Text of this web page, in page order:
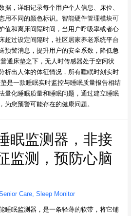
据，详细记录每个用户个人信息、床位、
用不同的颜色标识。智能硬件管理模块可
值和离床间隔时间，当用户呼吸率或者心
超过设定间隔时，社区居家养老系统平台
预警消息，提升用户的安全系数，降低急
通床垫之下，无人时传感器处于空闲状
析出人体的体征情况，所有睡眠时刻实时
是一款睡眠实时监控与睡眠质量报告相结
量化睡眠质量和睡眠问题，通过建立睡眠
为您预警可能存在的健康问题。
眠监测器，非接
监测，预防心脑
Care, Sleep Monitor
睡眠监测器，是一条轻薄的软带，将它铺